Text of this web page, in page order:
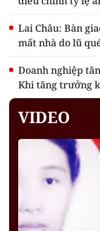
Lai Châu: Bàn
mất nhà do lũ
Doanh nghiệp
Khi tăng trưởng
VIDEO